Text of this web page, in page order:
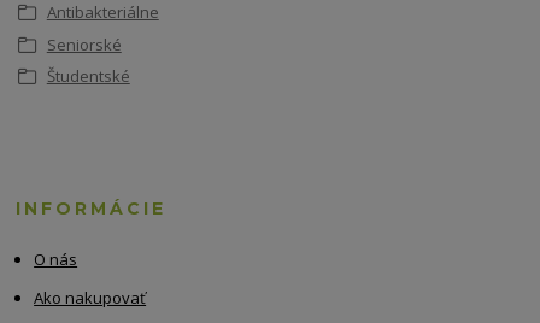
Antibakteriálne
Seniorské
Študentské
INFORMÁCIE
O nás
Ako nakupovať